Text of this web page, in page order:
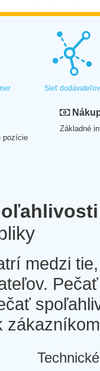
Sieť dodávateľov
pozície
Základné
medzi